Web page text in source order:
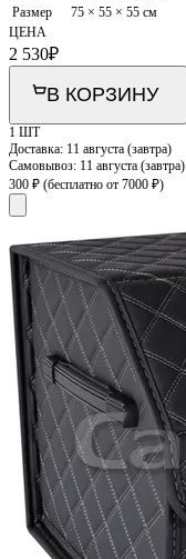
Размер
75 × 55 × 55 см
ЦЕНА
2 530₽
В КОРЗИНУ
1 ШТ
Доставка: 11 августа (завтра)
Самовывоз: 11 августа (завтра)
300 ₽ (бесплатно от 7000 ₽)